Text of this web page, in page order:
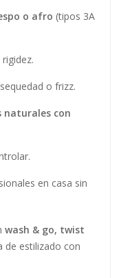
o afro (tipos 3A
o frizz.
naturales con
en casa sin
wash & go, twist
de estilizado con